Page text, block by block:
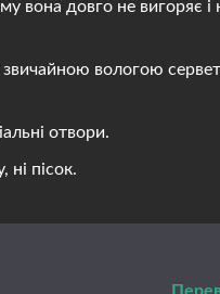
довго не вигоряє і
вологою
отвори.
пісок.